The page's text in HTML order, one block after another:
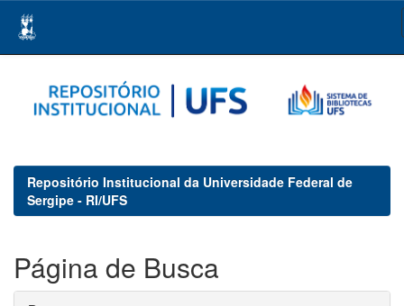
navigation
Repositório Institucional da Universidade Federal de
Sergipe - RI/UFS
Página de Busca